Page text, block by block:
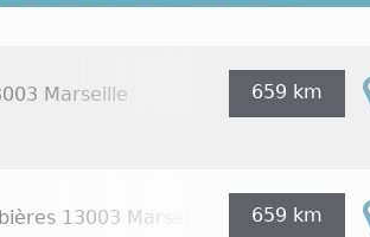
Marseille 659 km
13003 Marseille 659 km